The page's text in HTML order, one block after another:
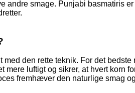
smage. Punjabi basmatiris
den rette teknik. For det
mere luftigt og sikrer, at hvert
fremhæver den naturlige smag